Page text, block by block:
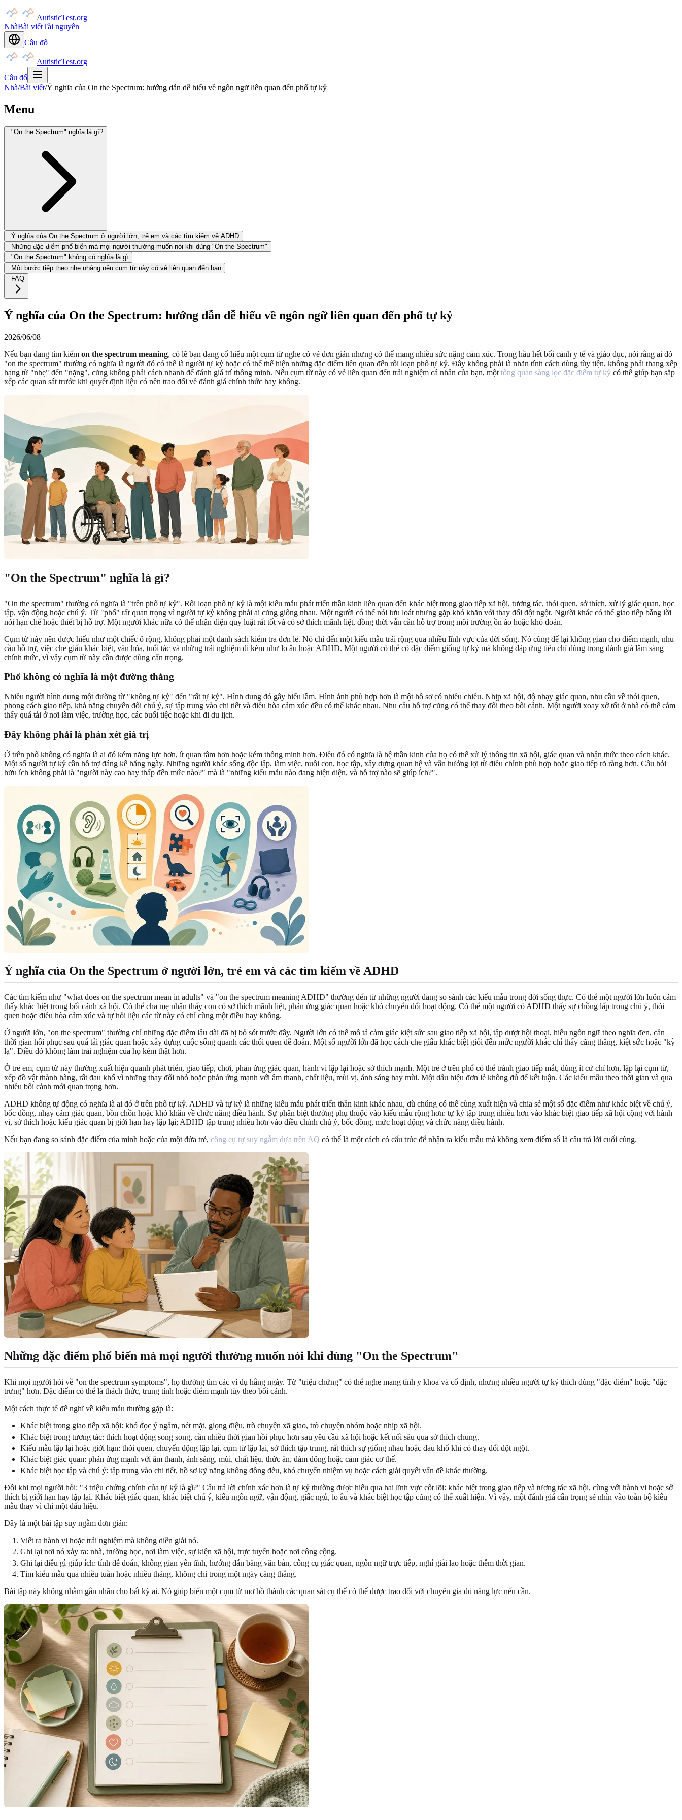
AutisticTest.org
NhàBài viếtTài nguyên
Câu đố
AutisticTest.org
Câu đố
Nhà/Bài viết/Ý nghĩa của On the Spectrum: hướng dẫn dễ hiểu về ngôn ngữ liên quan đến phổ tự kỷ
Menu
"On the Spectrum" nghĩa là gì?
Ý nghĩa của On the Spectrum ở người lớn, trẻ em và các tìm kiếm về ADHD
Những đặc điểm phổ biến mà mọi người thường muốn nói khi dùng "On the Spectrum"
"On the Spectrum" không có nghĩa là gì
Một bước tiếp theo nhẹ nhàng nếu cụm từ này có vẻ liên quan đến bạn
FAQ
Ý nghĩa của On the Spectrum: hướng dẫn dễ hiểu về ngôn ngữ liên quan đến phổ tự kỷ
2026/06/08
Nếu bạn đang tìm kiếm on the spectrum meaning, có lẽ bạn đang cố hiểu một cụm từ nghe có vẻ đơn giản nhưng có thể mang nhiều sức nặng cảm xúc. Trong hầu hết bối cảnh y tế và giáo dục, nói rằng ai đó
"on the spectrum" thường có nghĩa là người đó có thể là người tự kỷ hoặc có thể thể hiện những đặc điểm liên quan đến rối loạn phổ tự kỷ. Đây không phải là nhãn tính cách dùng tùy tiện, không phải thang xếp
hạng từ "nhẹ" đến "nặng", cũng không phải cách nhanh để đánh giá trí thông minh. Nếu cụm từ này có vẻ liên quan đến trải nghiệm cá nhân của bạn, một tổng quan sàng lọc đặc điểm tự kỷ có thể giúp bạn sắp
xếp các quan sát trước khi quyết định liệu có nên trao đổi về đánh giá chính thức hay không.
"On the Spectrum" nghĩa là gì?
"On the spectrum" thường có nghĩa là "trên phổ tự kỷ". Rối loạn phổ tự kỷ là một kiểu mẫu phát triển thần kinh liên quan đến khác biệt trong giao tiếp xã hội, tương tác, thói quen, sở thích, xử lý giác quan, học
tập, vận động hoặc chú ý. Từ "phổ" rất quan trọng vì người tự kỷ không phải ai cũng giống nhau. Một người có thể nói lưu loát nhưng gặp khó khăn với thay đổi đột ngột. Người khác có thể giao tiếp bằng lời
nói hạn chế hoặc thiết bị hỗ trợ. Một người khác nữa có thể nhận diện quy luật rất tốt và có sở thích mãnh liệt, đồng thời vẫn cần hỗ trợ trong môi trường ồn ào hoặc khó đoán.
Cụm từ này nên được hiểu như một chiếc ô rộng, không phải một danh sách kiểm tra đơn lẻ. Nó chỉ đến một kiểu mẫu trải rộng qua nhiều lĩnh vực của đời sống. Nó cũng để lại không gian cho điểm mạnh, nhu
cầu hỗ trợ, việc che giấu khác biệt, văn hóa, tuổi tác và những trải nghiệm đi kèm như lo âu hoặc ADHD. Một người có thể có đặc điểm giống tự kỷ mà không đáp ứng tiêu chí dùng trong đánh giá lâm sàng
chính thức, vì vậy cụm từ này cần được dùng cẩn trọng.
Phổ không có nghĩa là một đường thẳng
Nhiều người hình dung một đường từ "không tự kỷ" đến "rất tự kỷ". Hình dung đó gây hiểu lầm. Hình ảnh phù hợp hơn là một hồ sơ có nhiều chiều. Nhịp xã hội, độ nhạy giác quan, nhu cầu về thói quen,
phong cách giao tiếp, khả năng chuyển đổi chú ý, sự tập trung vào chi tiết và điều hòa cảm xúc đều có thể khác nhau. Nhu cầu hỗ trợ cũng có thể thay đổi theo bối cảnh. Một người xoay xở tốt ở nhà có thể cảm
thấy quá tải ở nơi làm việc, trường học, các buổi tiệc hoặc khi đi du lịch.
Đây không phải là phán xét giá trị
Ở trên phổ không có nghĩa là ai đó kém năng lực hơn, ít quan tâm hơn hoặc kém thông minh hơn. Điều đó có nghĩa là hệ thần kinh của họ có thể xử lý thông tin xã hội, giác quan và nhận thức theo cách khác.
Một số người tự kỷ cần hỗ trợ đáng kể hằng ngày. Những người khác sống độc lập, làm việc, nuôi con, học tập, xây dựng quan hệ và vẫn hưởng lợi từ điều chỉnh phù hợp hoặc giao tiếp rõ ràng hơn. Câu hỏi
hữu ích không phải là "người này cao hay thấp đến mức nào?" mà là "những kiểu mẫu nào đang hiện diện, và hỗ trợ nào sẽ giúp ích?".
Ý nghĩa của On the Spectrum ở người lớn, trẻ em và các tìm kiếm về ADHD
Các tìm kiếm như "what does on the spectrum mean in adults" và "on the spectrum meaning ADHD" thường đến từ những người đang so sánh các kiểu mẫu trong đời sống thực. Có thể một người lớn luôn cảm
thấy khác biệt trong bối cảnh xã hội. Có thể cha mẹ nhận thấy con có sở thích mãnh liệt, phản ứng giác quan hoặc khó chuyển đổi hoạt động. Có thể một người có ADHD thấy sự chồng lấp trong chú ý, thói
quen hoặc điều hòa cảm xúc và tự hỏi liệu các từ này có chỉ cùng một điều hay không.
Ở người lớn, "on the spectrum" thường chỉ những đặc điểm lâu dài đã bị bỏ sót trước đây. Người lớn có thể mô tả cảm giác kiệt sức sau giao tiếp xã hội, tập dượt hội thoại, hiểu ngôn ngữ theo nghĩa đen, cần
thời gian hồi phục sau quá tải giác quan hoặc xây dựng cuộc sống quanh các thói quen dễ đoán. Một số người lớn đã học cách che giấu khác biệt giỏi đến mức người khác chỉ thấy căng thẳng, kiệt sức hoặc "kỳ
lạ". Điều đó không làm trải nghiệm của họ kém thật hơn.
Ở trẻ em, cụm từ này thường xuất hiện quanh phát triển, giao tiếp, chơi, phản ứng giác quan, hành vi lặp lại hoặc sở thích mạnh. Một trẻ ở trên phổ có thể tránh giao tiếp mắt, dùng ít cử chỉ hơn, lặp lại cụm từ,
xếp đồ vật thành hàng, rất đau khổ vì những thay đổi nhỏ hoặc phản ứng mạnh với âm thanh, chất liệu, mùi vị, ánh sáng hay mùi. Một dấu hiệu đơn lẻ không đủ để kết luận. Các kiểu mẫu theo thời gian và qua
nhiều bối cảnh mới quan trọng hơn.
ADHD không tự động có nghĩa là ai đó ở trên phổ tự kỷ. ADHD và tự kỷ là những kiểu mẫu phát triển thần kinh khác nhau, dù chúng có thể cùng xuất hiện và chia sẻ một số đặc điểm như khác biệt về chú ý,
bốc đồng, nhạy cảm giác quan, bồn chồn hoặc khó khăn về chức năng điều hành. Sự phân biệt thường phụ thuộc vào kiểu mẫu rộng hơn: tự kỷ tập trung nhiều hơn vào khác biệt giao tiếp xã hội cộng với hành
vi, sở thích hoặc kiểu giác quan bị giới hạn hay lặp lại; ADHD tập trung nhiều hơn vào điều chỉnh chú ý, bốc đồng, mức hoạt động và chức năng điều hành.
Nếu bạn đang so sánh đặc điểm của mình hoặc của một đứa trẻ, công cụ tự suy ngẫm dựa trên AQ có thể là một cách có cấu trúc để nhận ra kiểu mẫu mà không xem điểm số là câu trả lời cuối cùng.
Những đặc điểm phổ biến mà mọi người thường muốn nói khi dùng "On the Spectrum"
Khi mọi người hỏi về "on the spectrum symptoms", họ thường tìm các ví dụ hằng ngày. Từ "triệu chứng" có thể nghe mang tính y khoa và cố định, nhưng nhiều người tự kỷ thích dùng "đặc điểm" hoặc "đặc
trưng" hơn. Đặc điểm có thể là thách thức, trung tính hoặc điểm mạnh tùy theo bối cảnh.
Một cách thực tế để nghĩ về kiểu mẫu thường gặp là:
Khác biệt trong giao tiếp xã hội: khó đọc ý ngầm, nét mặt, giọng điệu, trò chuyện xã giao, trò chuyện nhóm hoặc nhịp xã hội.
Khác biệt trong tương tác: thích hoạt động song song, cần nhiều thời gian hồi phục hơn sau yêu cầu xã hội hoặc kết nối sâu qua sở thích chung.
Kiểu mẫu lặp lại hoặc giới hạn: thói quen, chuyển động lặp lại, cụm từ lặp lại, sở thích tập trung, rất thích sự giống nhau hoặc đau khổ khi có thay đổi đột ngột.
Khác biệt giác quan: phản ứng mạnh với âm thanh, ánh sáng, mùi, chất liệu, thức ăn, đám đông hoặc cảm giác cơ thể.
Khác biệt học tập và chú ý: tập trung vào chi tiết, hồ sơ kỹ năng không đồng đều, khó chuyển nhiệm vụ hoặc cách giải quyết vấn đề khác thường.
Đôi khi mọi người hỏi: "3 triệu chứng chính của tự kỷ là gì?" Câu trả lời chính xác hơn là tự kỷ thường được hiểu qua hai lĩnh vực cốt lõi: khác biệt trong giao tiếp và tương tác xã hội, cùng với hành vi hoặc sở
thích bị giới hạn hay lặp lại. Khác biệt giác quan, khác biệt chú ý, kiểu ngôn ngữ, vận động, giấc ngủ, lo âu và khác biệt học tập cũng có thể xuất hiện. Vì vậy, một đánh giá cẩn trọng sẽ nhìn vào toàn bộ kiểu
mẫu thay vì chỉ một dấu hiệu.
Đây là một bài tập suy ngẫm đơn giản:
Viết ra hành vi hoặc trải nghiệm mà không diễn giải nó.
Ghi lại nơi nó xảy ra: nhà, trường học, nơi làm việc, sự kiện xã hội, trực tuyến hoặc nơi công cộng.
Ghi lại điều gì giúp ích: tính dễ đoán, không gian yên tĩnh, hướng dẫn bằng văn bản, công cụ giác quan, ngôn ngữ trực tiếp, nghỉ giải lao hoặc thêm thời gian.
Tìm kiểu mẫu qua nhiều tuần hoặc nhiều tháng, không chỉ trong một ngày căng thẳng.
Bài tập này không nhằm gắn nhãn cho bất kỳ ai. Nó giúp biến một cụm từ mơ hồ thành các quan sát cụ thể có thể được trao đổi với chuyên gia đủ năng lực nếu cần.